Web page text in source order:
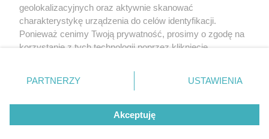
Groups: Salads
Salads
Tags:
broccoli chives cucumbers eggs
salad
salad with broccoli more tags
geolokalizacyjnych oraz aktywnie skanować
charakterystykę urządzenia do celów identyfikacji.
Ponieważ cenimy Twoją prywatność, prosimy o zgodę na
korzystanie z tych technologii poprzez kliknięcie
zmienić/wycofać klikając przycisk ustawień prywatności
znajdujący się w lewym dolnym rogu strony
rodzaje przetwarzania danych nie wymagają zgody
użytkownika, ale masz prawo sprzeciwić się takiemu
przetwarzaniu. Preferencje będą miały zastosowania tylko
PARTNERZY USTAWIENIA
Akceptuję